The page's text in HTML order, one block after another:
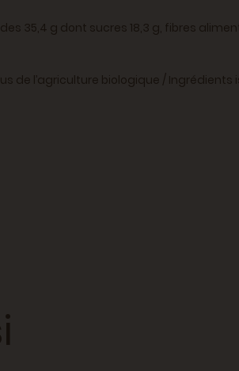
35,4 g dont sucres 18,3 g, fibres
de l’agriculture biologique / Ingrédients